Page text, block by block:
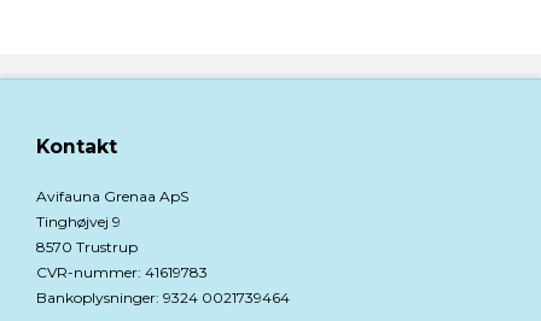
Kontakt
Avifauna Grenaa ApS
Tinghøjvej 9
8570 Trustrup
CVR-nummer: 41619783
Bankoplysninger: 9324 0021739464